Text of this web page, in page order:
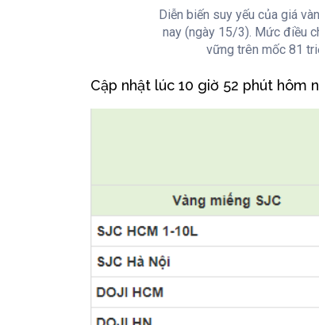
Diễn biến suy yếu của giá
nay (ngày 15/3). Mức điều
vững trên mốc 81
Cập nhật lúc 10 giờ 52 phút hôm